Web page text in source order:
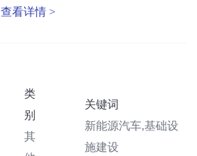
查看详情 >
类
别
其
关键词
新能源汽车,基础设
施建设